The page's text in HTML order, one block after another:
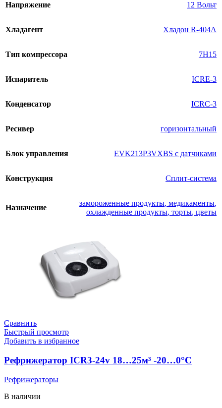
Напряжение 12 Вольт
Хладагент Хладон R-404A
Тип компрессора 7H15
Испаритель ICRE-3
Конденсатор ICRC-3
Ресивер горизонтальный
Блок управления EVK213P3VXBS с датчиками
Конструкция Сплит-система
Назначение
замороженные продукты, медикаменты,
охлажденные продукты, торты, цветы
Сравнить
Быстрый просмотр
Добавить в избранное
Рефрижератор ICR3-24v 18…25м³ -20…0°C
Рефрижераторы
В наличии